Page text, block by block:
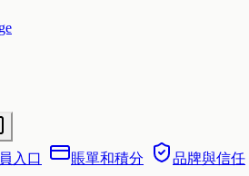
入口 賬單和積分 品牌與信任